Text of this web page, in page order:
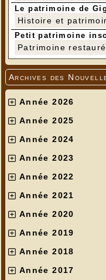
Le patrimoine de
Histoire et
Petit patrimoine
Patrimoine
Archives des
Année 2026
Année 2025
Année 2024
Année 2023
Année 2022
Année 2021
Année 2020
Année 2019
Année 2018
Année 2017